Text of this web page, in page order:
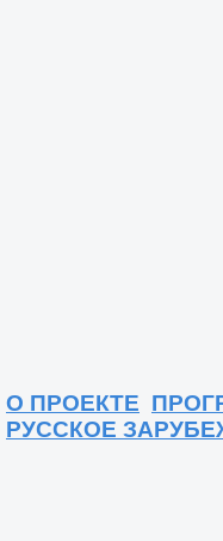
О ПРОЕКТЕ
РУССКОЕ